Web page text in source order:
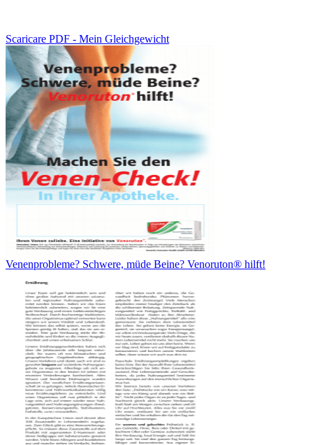
Scaricare PDF - Mein Gleichgewicht
Venenprobleme? Schwere, müde Beine? Venoruton® hilft!